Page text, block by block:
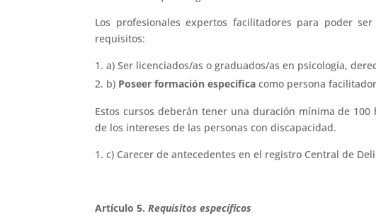
Los profesionales expertos facilitadores para poder
requisitos:
a) Ser licenciados/as o graduados/as en psicología,
b) Poseer formación específicacomo persona
Estos cursos deberán tener una duración mínima de
de los intereses de las personas con discapacidad.
c) Carecer de antecedentes en el registro Central de
Artículo 5.Requisitos específicos